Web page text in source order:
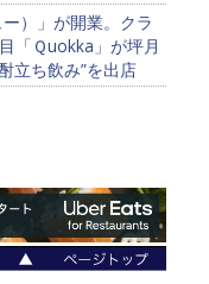
）」が開業。クラ
「Ｑuokka」が坪月
立ち飲み”を出店